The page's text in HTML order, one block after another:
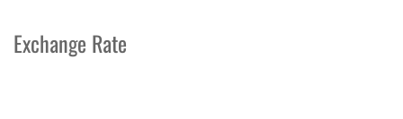
Exchange Rate